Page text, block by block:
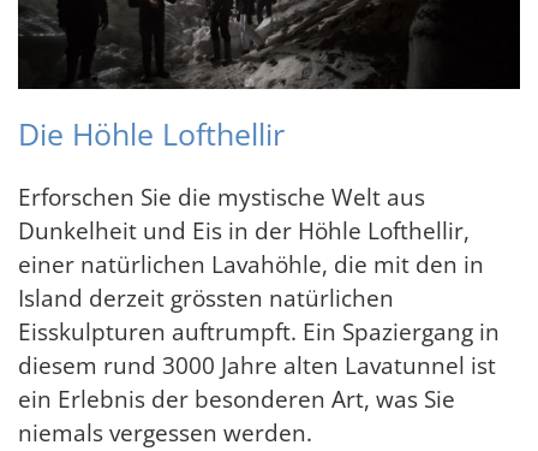
Die Höhle Lofthellir
Erforschen Sie die mystische Welt aus
Dunkelheit und Eis in der Höhle Lofthellir,
einer natürlichen Lavahöhle, die mit den in
Island derzeit grössten natürlichen
Eisskulpturen auftrumpft. Ein Spaziergang in
diesem rund 3000 Jahre alten Lavatunnel ist
ein Erlebnis der besonderen Art, was Sie
niemals vergessen werden.